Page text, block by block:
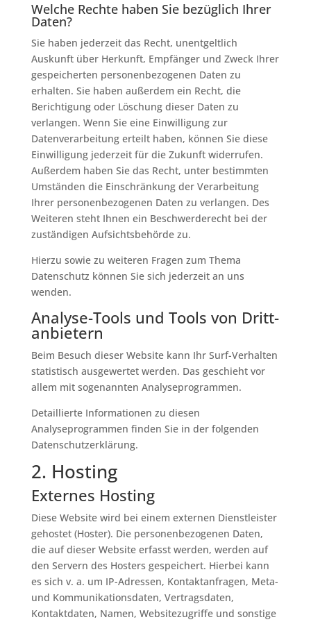
Welche Rechte haben Sie bezüglich Ihrer
Daten?
Sie haben jederzeit das Recht, unentgeltlich
Auskunft über Herkunft, Empfänger und Zweck Ihrer
gespeicherten personenbezogenen Daten zu
erhalten. Sie haben außerdem ein Recht, die
Berichtigung oder Löschung dieser Daten zu
verlangen. Wenn Sie eine Einwilligung zur
Datenverarbeitung erteilt haben, können Sie diese
Einwilligung jederzeit für die Zukunft widerrufen.
Außerdem haben Sie das Recht, unter bestimmten
Umständen die Einschränkung der Verarbeitung
Ihrer personenbezogenen Daten zu verlangen. Des
Weiteren steht Ihnen ein Beschwerderecht bei der
zuständigen Aufsichtsbehörde zu.
Hierzu sowie zu weiteren Fragen zum Thema
Datenschutz können Sie sich jederzeit an uns
wenden.
Analyse-Tools und Tools von Dritt­
anbietern
Beim Besuch dieser Website kann Ihr Surf-Verhalten
statistisch ausgewertet werden. Das geschieht vor
allem mit sogenannten Analyseprogrammen.
Detaillierte Informationen zu diesen
Analyseprogrammen finden Sie in der folgenden
Datenschutzerklärung.
2. Hosting
Externes Hosting
Diese Website wird bei einem externen Dienstleister
gehostet (Hoster). Die personenbezogenen Daten,
die auf dieser Website erfasst werden, werden auf
den Servern des Hosters gespeichert. Hierbei kann
es sich v. a. um IP-Adressen, Kontaktanfragen, Meta-
und Kommunikationsdaten, Vertragsdaten,
Kontaktdaten, Namen, Websitezugriffe und sonstige